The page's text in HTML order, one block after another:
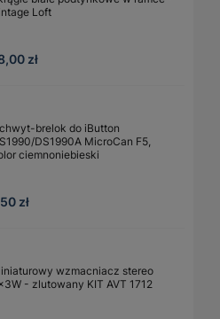
Loft
zł
brelok do iButton
DS1990A MicroCan F5,
ciemnoniebieski
zł
wzmacniacz stereo
- zlutowany KIT AVT 1712